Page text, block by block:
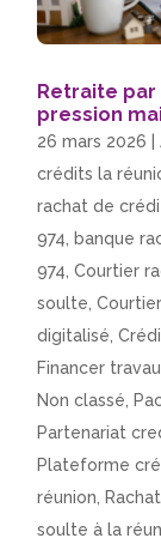
Retraite par
pression
26 mars 2026 |
crédits la
rachat de
974
banque
974 ,Courtier
soulte ,
digitalisé ,
Financer
Non classé
Partenariat
Plateforme
réunion
soulte à la